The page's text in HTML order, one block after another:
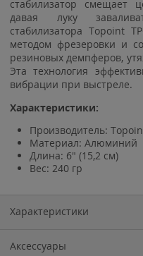
стабилизатор смещает
давая луку
стабилизатора Topoint
методом фрезеровки и
резиновых демпферов,
Эта технология
вибрации при выстреле.
Характеристики:
Производитель:
Материал: Алюминий
Длина: 6" (15,2 см)
Вес: 240 гр
Характеристики
Аксессуары